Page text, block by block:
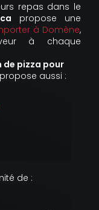
repas dans le
propose une
à Domène,
à chaque
de pizza pour
aussi :
de :